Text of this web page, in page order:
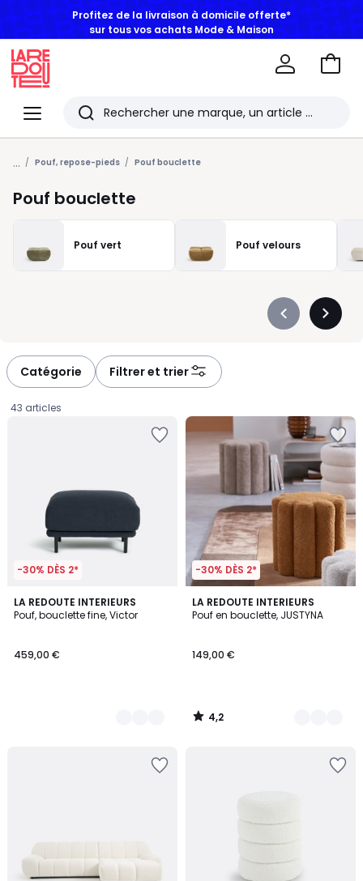
Profitez de la livraison à domicile offerte*
sur tous vos achats Mode & Maison
Menu
Redoute
Rechercher
Les
derniers
articles
consultés
Aller
... Pouf, repose-pieds Pouf bouclette
Pouf bouclette
Pouf vert Pouf velours
Précédent
Catégorie Filtrer et trier
43 articles
-30% DÈS 2*
LA REDOUTE INTERIEURS
Pouf, bouclette fine, Victor
€.
459,00 €
3
Couleurs
-30% DÈS 2*
LA REDOUTE INTERIEURS
Pouf en bouclette, JUSTYNA
149,00 €
4,2
/ 5
2
Couleurs
4,2
/